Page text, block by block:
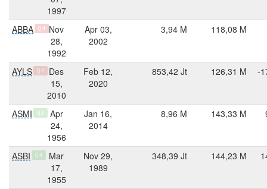
1997
ABBA Q4
Nov
28,
1992
Apr 03,
2002
3,94 M 118,08 M
AYLS Q4
Des
15,
2010
Feb 12,
2020
853,42 Jt 126,31 M -
ASMI Q3
Apr
24,
1956
Jan 16,
2014
8,96 M 143,33 M
ASBI Q4
Mar
17,
1955
Nov 29,
1989
348,39 Jt 144,23 M